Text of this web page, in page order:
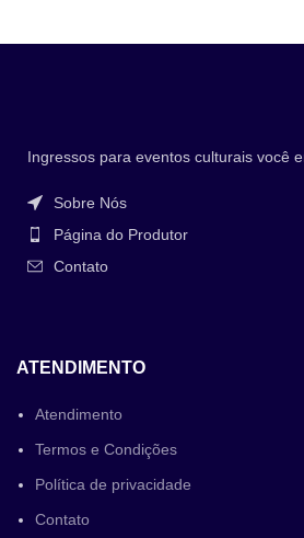
Ingressos para eventos culturais você
Sobre Nós
Página do Produtor
Contato
ATENDIMENTO
Atendimento
Termos e Condições
Política de privacidade
Contato